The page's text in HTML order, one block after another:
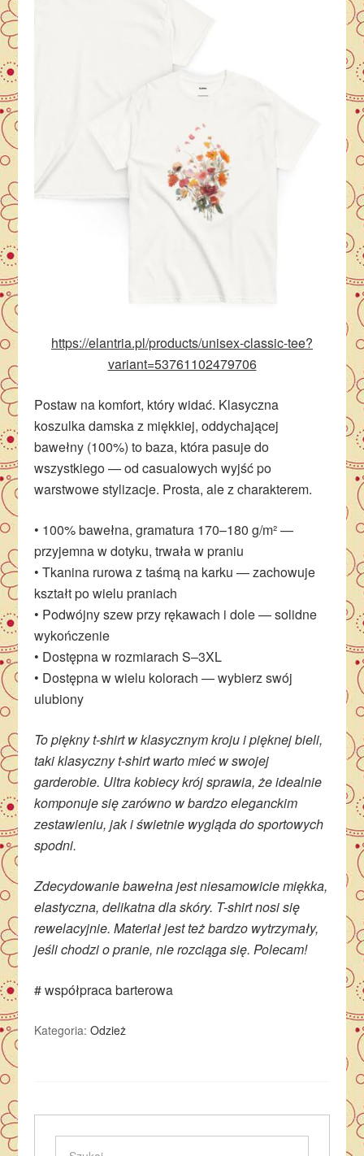
https://elantria.pl/products/unisex-classic-tee?
variant=53761102479706
Postaw na komfort, który widać. Klasyczna
koszulka damska z miękkiej, oddychającej
bawełny (100%) to baza, która pasuje do
wszystkiego — od casualowych wyjść po
warstwowe stylizacje. Prosta, ale z charakterem.
• 100% bawełna, gramatura 170–180 g/m² —
przyjemna w dotyku, trwała w praniu
• Tkanina rurowa z taśmą na karku — zachowuje
kształt po wielu praniach
• Podwójny szew przy rękawach i dole — solidne
wykończenie
• Dostępna w rozmiarach S–3XL
• Dostępna w wielu kolorach — wybierz swój
ulubiony
To piękny t-shirt w klasycznym kroju i pięknej bieli,
taki klasyczny t-shirt warto mieć w swojej
garderobie. Ultra kobiecy krój sprawia, że idealnie
komponuje się zarówno w bardzo eleganckim
zestawieniu, jak i świetnie wygląda do sportowych
spodni.
Zdecydowanie bawełna jest niesamowicie miękka,
elastyczna, delikatna dla skóry. T-shirt nosi się
rewelacyjnie. Materiał jest też bardzo wytrzymały,
jeśli chodzi o pranie, nie rozciąga się. Polecam!
# współpraca barterowa
Kategoria:Odzież